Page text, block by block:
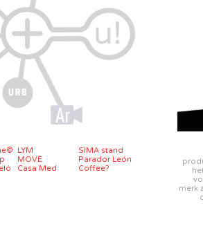
LYM
SIMA stand
MOVE
Parador León
Casa Med Coffee?
merk